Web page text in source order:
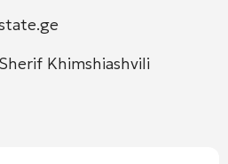
Khimshiashvili